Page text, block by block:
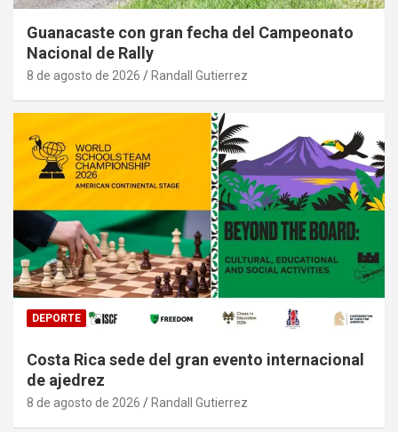
Guanacaste con gran fecha del Campeonato
Nacional de Rally
8 de agosto de 2026 Randall Gutierrez
DEPORTE
Costa Rica sede del gran evento internacional
de ajedrez
8 de agosto de 2026 Randall Gutierrez